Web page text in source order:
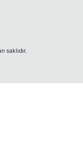
saklıdır.